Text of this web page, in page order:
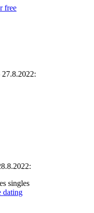
free
27.8.2022:
:
singles
dating